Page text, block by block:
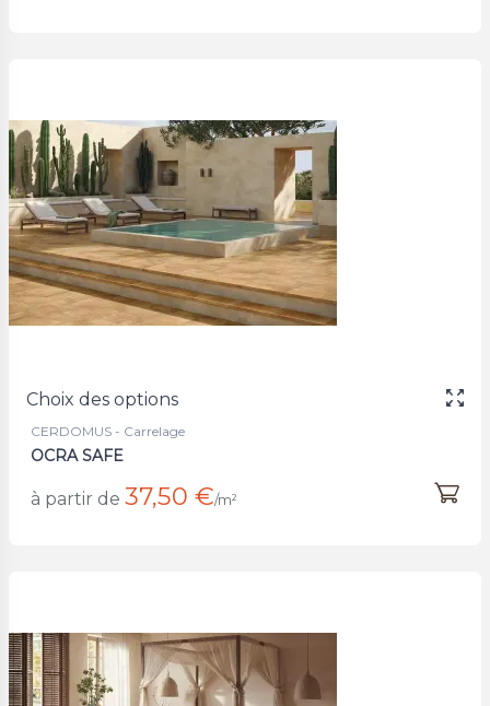
Choix des options
CERDOMUS - Carrelage
OCRA SAFE
à partir de 37,50 €/m²